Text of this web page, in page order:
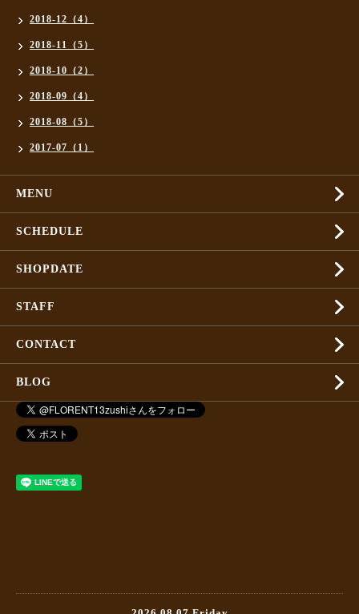
2018-12（4）
2018-11（5）
2018-10（2）
2018-09（4）
2018-08（5）
2017-07（1）
MENU
SCHEDULE
SHOPDATE
STAFF
CONTACT
BLOG